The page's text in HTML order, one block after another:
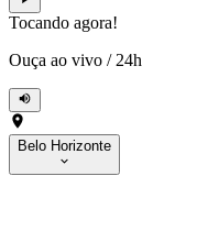
Tocando agora!
Ouça ao vivo / 24h
Belo Horizonte